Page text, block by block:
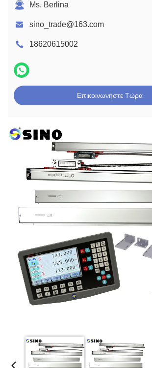
Ms. Berlina
sino_trade@163.com
18620615002
Επικοινωνήστε Τώρα